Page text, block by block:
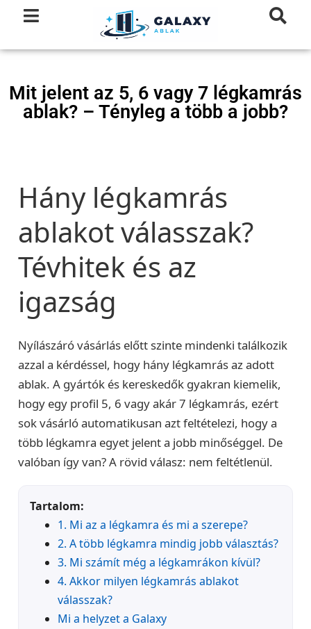
Mit jelent az 5, 6 vagy 7 légkamrás
ablak? – Tényleg a több a jobb?
Hány légkamrás
ablakot válasszak?
Tévhitek és az
igazság
Nyílászáró vásárlás előtt szinte mindenki találkozik
azzal a kérdéssel, hogy hány légkamrás az adott
ablak. A gyártók és kereskedők gyakran kiemelik,
hogy egy profil 5, 6 vagy akár 7 légkamrás, ezért
sok vásárló automatikusan azt feltételezi, hogy a
több légkamra egyet jelent a jobb minőséggel. De
valóban így van? A rövid válasz: nem feltétlenül.
Tartalom:
1. Mi az a légkamra és mi a szerepe?
2. A több légkamra mindig jobb választás?
3. Mi számít még a légkamrákon kívül?
4. Akkor milyen légkamrás ablakot
válasszak?
Mi a helyzet a Galaxy